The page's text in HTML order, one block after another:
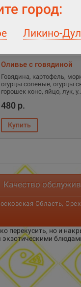
город:
Ликино-
Оливье с говядиной
Говядина, картофель,
огурцы соленые, огурцы
горошек конс, яйцо, лук, у
480 р.
Качество
Область,
перекусить, но и
экзотическими